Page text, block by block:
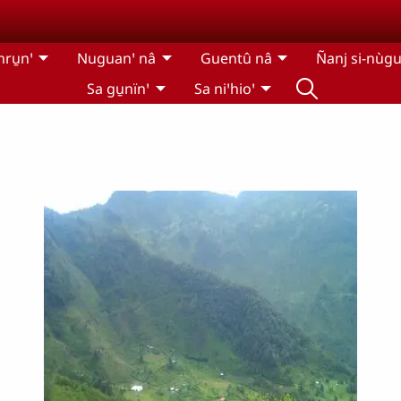
Nuguanꞌ nâ Guentû nâ Ñanj si-
Sa gu̱nïnꞌ
Sa niꞌhioꞌ